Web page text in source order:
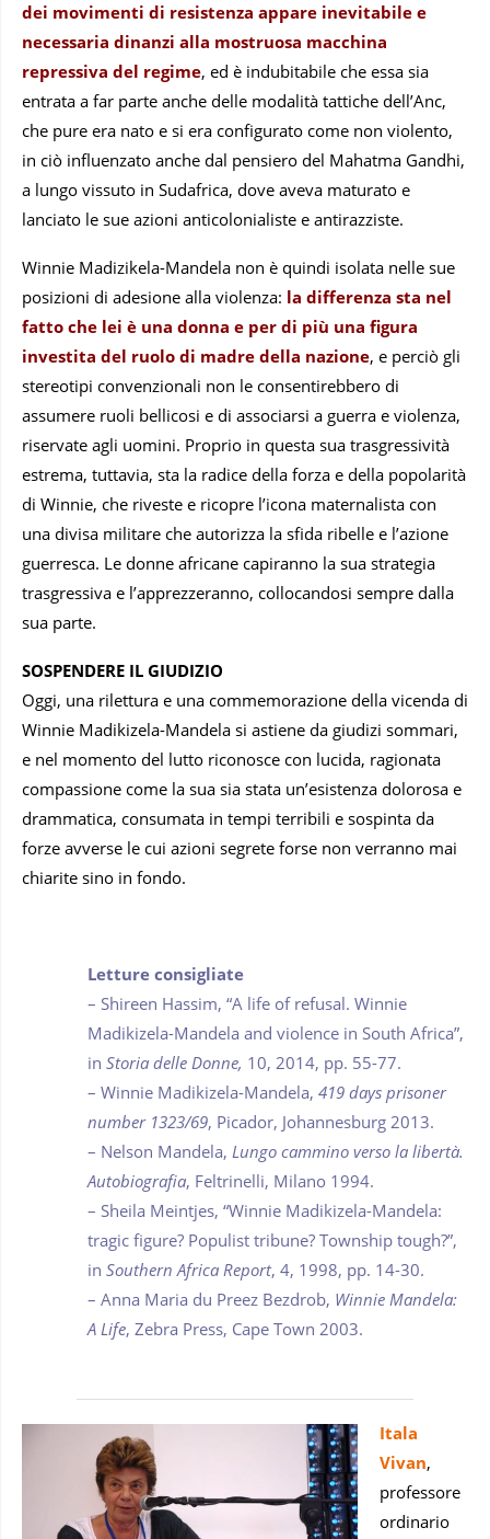
dei movimenti di resistenza appare inevitabile e
necessaria dinanzi alla mostruosa macchina
repressiva del regime, ed è indubitabile che essa sia
entrata a far parte anche delle modalità tattiche dell’Anc,
che pure era nato e si era configurato come non violento,
in ciò influenzato anche dal pensiero del Mahatma Gandhi,
a lungo vissuto in Sudafrica, dove aveva maturato e
lanciato le sue azioni anticolonialiste e antirazziste.
Winnie Madizikela-Mandela non è quindi isolata nelle sue
posizioni di adesione alla violenza: la differenza sta nel
fatto che lei è una donna e per di più una figura
investita del ruolo di madre della nazione, e perciò gli
stereotipi convenzionali non le consentirebbero di
assumere ruoli bellicosi e di associarsi a guerra e violenza,
riservate agli uomini. Proprio in questa sua trasgressività
estrema, tuttavia, sta la radice della forza e della popolarità
di Winnie, che riveste e ricopre l’icona maternalista con
una divisa militare che autorizza la sfida ribelle e l’azione
guerresca. Le donne africane capiranno la sua strategia
trasgressiva e l’apprezzeranno, collocandosi sempre dalla
sua parte.
SOSPENDERE IL GIUDIZIO
Oggi, una rilettura e una commemorazione della vicenda di
Winnie Madikizela-Mandela si astiene da giudizi sommari,
e nel momento del lutto riconosce con lucida, ragionata
compassione come la sua sia stata un’esistenza dolorosa e
drammatica, consumata in tempi terribili e sospinta da
forze avverse le cui azioni segrete forse non verranno mai
chiarite sino in fondo.
Letture consigliate
– Shireen Hassim, “A life of refusal. Winnie
Madikizela-Mandela and violence in South Africa”,
in Storia delle Donne, 10, 2014, pp. 55-77.
– Winnie Madikizela-Mandela, 419 days prisoner
number 1323/69, Picador, Johannesburg 2013.
– Nelson Mandela, Lungo cammino verso la libertà.
Autobiografia, Feltrinelli, Milano 1994.
– Sheila Meintjes, “Winnie Madikizela-Mandela:
tragic figure? Populist tribune? Township tough?”,
in Southern Africa Report, 4, 1998, pp. 14-30.
– Anna Maria du Preez Bezdrob, Winnie Mandela:
A Life, Zebra Press, Cape Town 2003.
Itala
Vivan,
professore
ordinario